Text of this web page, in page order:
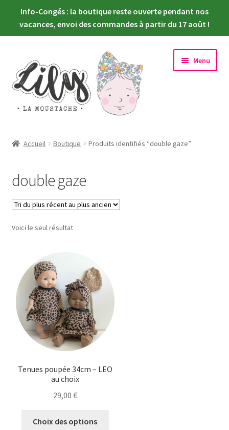
Info-Congés : la boutique reste ouverte pendant nos
vacances, envoi des commandes à partir du 17 août !
la
navigation
contenu
Menu
Habiller sa poupée
Newsletter
Le Journal de Lily
Accueil Boutique Produits identifiés “double gaze”
double gaze
Voici le seul résultat
Tenues poupée 34cm – LEO
au choix
29,00 €
Choix des options